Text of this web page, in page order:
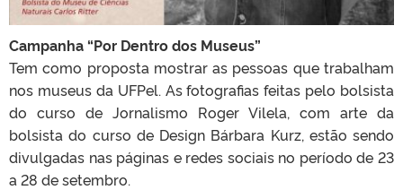
Campanha “Por Dentro dos Museus”
Tem como proposta mostrar as pessoas que trabalham
nos museus da UFPel. As fotografias feitas pelo bolsista
do curso de Jornalismo Roger Vilela, com arte da
bolsista do curso de Design Bárbara Kurz, estão sendo
divulgadas nas páginas e redes sociais no período de 23
a 28 de setembro.